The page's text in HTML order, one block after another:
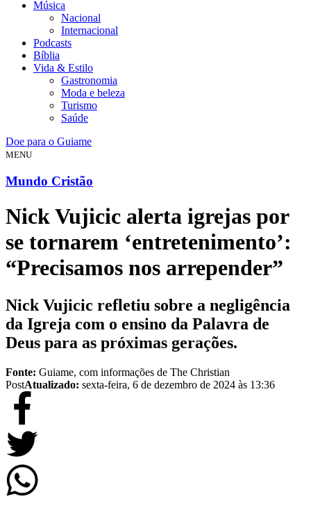
Música
Nacional
Internacional
Podcasts
Bíblia
Vida & Estilo
Gastronomia
Moda e beleza
Turismo
Saúde
Doe para o Guiame
MENU
Mundo Cristão
Nick Vujicic alerta igrejas por
se tornarem ‘entretenimento’:
“Precisamos nos arrepender”
Nick Vujicic refletiu sobre a negligência
da Igreja com o ensino da Palavra de
Deus para as próximas gerações.
Fonte: Guiame, com informações de The Christian
PostAtualizado: sexta-feira, 6 de dezembro de 2024 às 13:36